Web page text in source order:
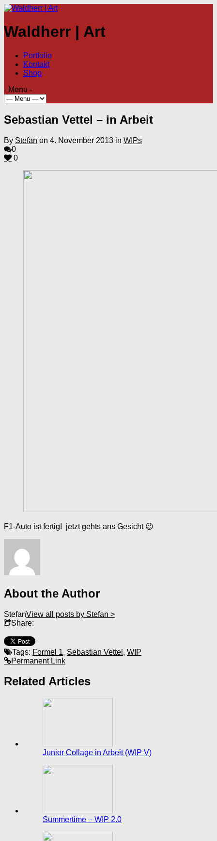
Waldherr | Art
Portfolio
Kontakt
Shop
- Menu -
Sebastian Vettel – in Arbeit
By Stefan on 4. November 2013 in WIPs
0
0
F1-Auto ist fertig! jetzt gehts ans Gesicht 😉
About the Author
StefanView all posts by Stefan >
Share:
Tags: Formel 1, Sebastian Vettel , WIP
Permanent Link
Related Articles
Junior Collage in Arbeit (WIP V)
Summertime – WIP 2.0